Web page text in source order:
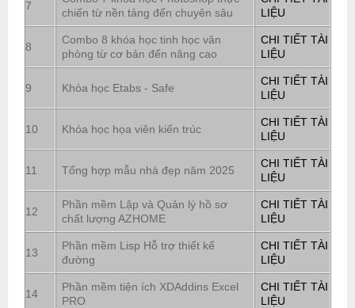
7
chiến từ nền tảng đến chuyên sâu
LIỆU
8
Combo 8 khóa học tinh học văn
phòng từ cơ bản đến nâng cao
CHI TIẾT TÀI
LIỆU
9 Khóa học Etabs - Safe
CHI TIẾT TÀI
LIỆU
10 Khóa học họa viên kiến trúc
CHI TIẾT TÀI
LIỆU
11 Tổng hợp mẫu nhà đẹp năm 2025
CHI TIẾT TÀI
LIỆU
12
Phần mềm Lập và Quản lý hồ sơ
chất lượng AZHOME
CHI TIẾT TÀI
LIỆU
13
Phần mềm Lisp Hỗ trợ thiết kế
đường
CHI TIẾT TÀI
LIỆU
14
Phần mềm tiện ích XDAddins Excel
PRO
CHI TIẾT TÀI
LIỆU